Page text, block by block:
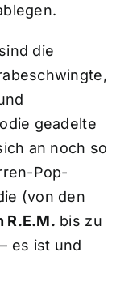
die
geadelte
an noch so
Pop-
(von den
R.E.M. bis zu
es ist und